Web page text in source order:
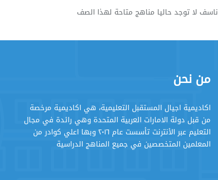
ناسف لا توجد حاليا مناهج متاحة لهذا الصف
من نحن
اكاديمية اجيال المستقبل التعليمية، هي اكاديمية مرخصة
من قبل دولة الامارات العربية المتحدة وهي رائدة في مجال
التعليم عبر الأنترنت تأسست عام ٢٠١٦ وبها اعلي كوادر من
المعلمين المتخصصين في جميع المناهج الدراسية